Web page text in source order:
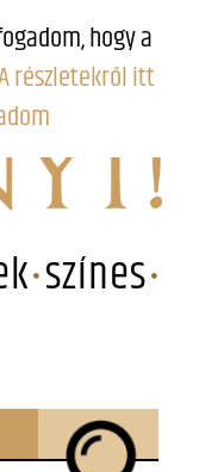
színes
hogy a
részletekről itt